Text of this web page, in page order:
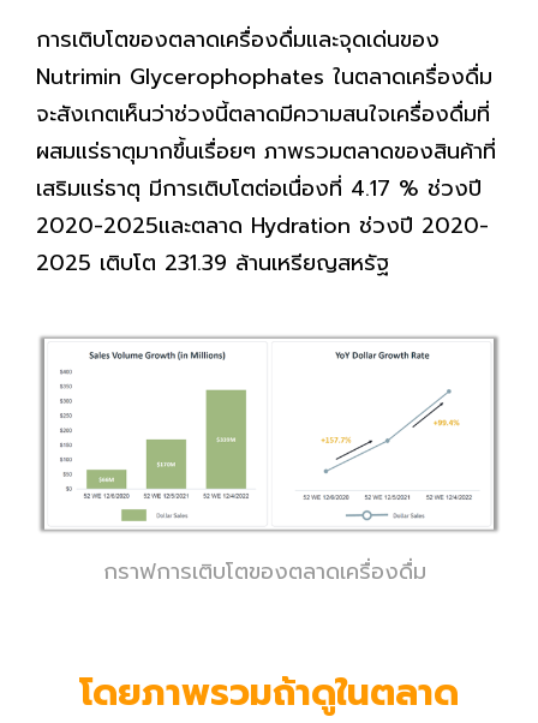
การเติบโตของตลาดเครื่องดื่มและจุดเด่นของ
Nutrimin Glycerophophates ในตลาดเครื่องดื่ม
จะสังเกตเห็นว่าช่วงนี้ตลาดมีความสนใจเครื่องดื่มที่
ผสมแร่ธาตุมากขึ้นเรื่อยๆ ภาพรวมตลาดของสินค้าที่
เสริมแร่ธาตุ มีการเติบโตต่อเนื่องที่ 4.17 % ช่วงปี
2020-2025และตลาด Hydration ช่วงปี 2020-
2025 เติบโต 231.39 ล้านเหรียญสหรัฐ
กราฟการเติบโตของตลาดเครื่องดื่ม
โดยภาพรวมถ้าดูในตลาด